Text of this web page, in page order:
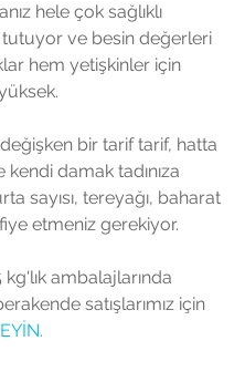
hele çok sağlıklı
ve besin değerleri
hem yetişkinler için
bir tarif tarif, hatta
kendi damak tadınıza
sayısı, tereyağı, baharat
etmeniz gerekiyor.
ambalajlarında
satışlarımız için